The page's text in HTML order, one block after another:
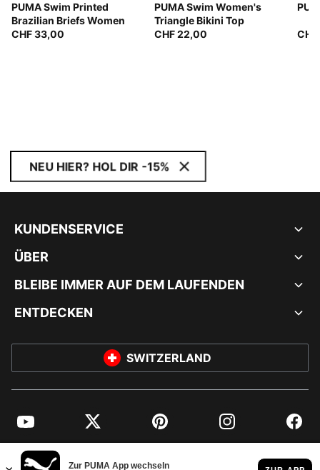
PUMA Swim Printed
Brazilian Briefs Women
CHF 33,00
PUMA Swim Women's
Triangle Bikini Top
CHF 22,00
NEU HIER? HOL DIR -15%
KUNDENSERVICE
ÜBER
BLEIBE IMMER AUF DEM LAUFENDEN
ENTDECKEN
SWITZERLAND
YouTube Twitter Pinterest Instagram
© PUMA EUROPE GMBH, 2026. ALLE RECHTE VORBEHALTEN